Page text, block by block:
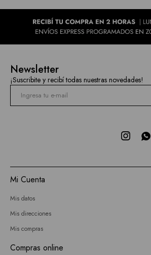
Newsletter
¡Suscribite y recibí todas nuestras novedades!
 
Mi Cuenta
Mis datos
Mis direcciones
Mis compras
Compras online